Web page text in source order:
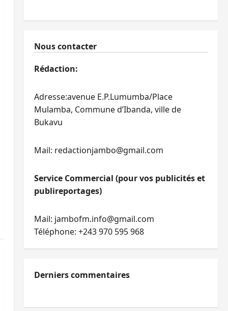
Nous contacter
Rédaction:
Adresse:avenue E.P.Lumumba/Place
Mulamba, Commune d’Ibanda, ville de
Bukavu
Mail: redactionjambo@gmail.com
Service Commercial (pour vos publicités et
publireportages)
Mail: jambofm.info@gmail.com
Téléphone: +243 970 595 968
Derniers commentaires